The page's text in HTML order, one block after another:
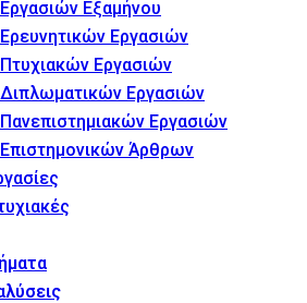
Εξαμήνου
Εργασιών
Εργασιών
Εργασιών
Εργασιών
Άρθρων